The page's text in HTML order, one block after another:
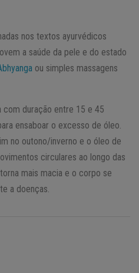
nos textos ayurvédicos
a saúde da pele e do estado
ou simples massagens
com duração entre 15 e 45
ensaboar o excesso de óleo.
no outono/inverno e o óleo de
circulares ao longo das
mais macia e o corpo se
a doenças.